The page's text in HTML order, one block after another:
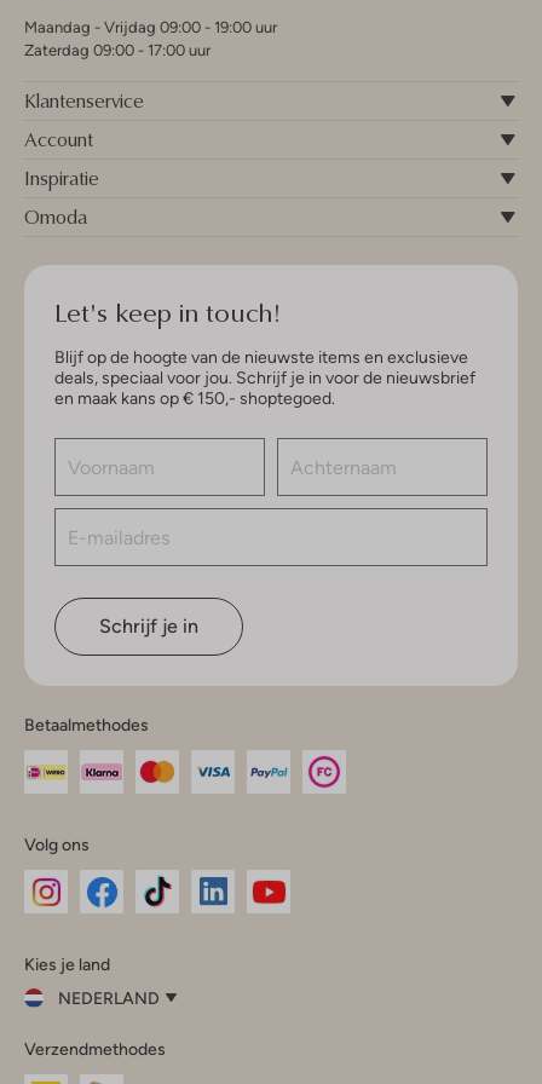
Maandag - Vrijdag 09:00 - 19:00 uur
Zaterdag 09:00 - 17:00 uur
Klantenservice
Account
Inspiratie
Omoda
Let's keep in touch!
Blijf op de hoogte van de nieuwste items en exclusieve
deals, speciaal voor jou. Schrijf je in voor de nieuwsbrief
en maak kans op € 150,- shoptegoed.
Schrijf je in
Betaalmethodes
Volg ons
InstagramFacebook
Kies je land
NEDERLAND
je
land
Verzendmethodes